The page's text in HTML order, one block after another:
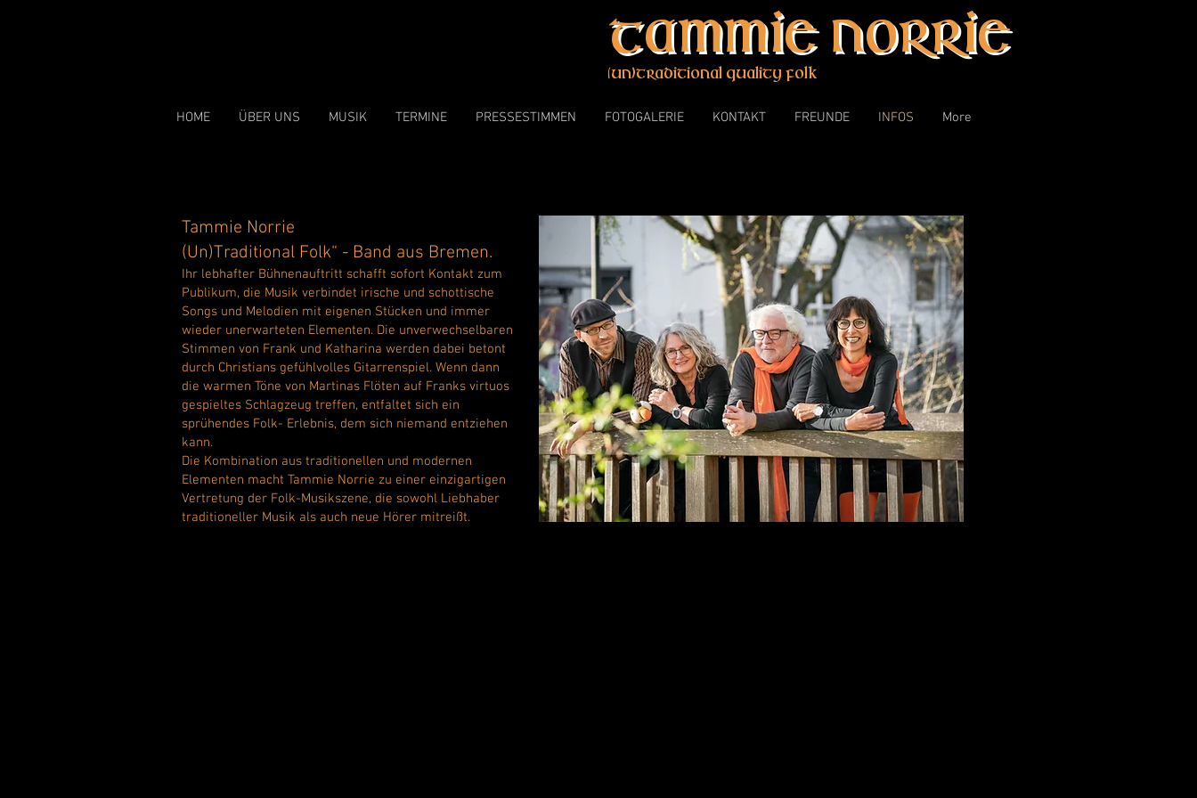
Tammie Norrie
(un)traditional quality folk
HOME ÜBER UNS MUSIK TERMINE PRESSESTIMMEN FOTOGALERIE KONTAKT FREUNDE INFOS More
Tammie Norrie
(Un)Traditional Folk“ - Band aus Bremen.
Ihr lebhafter Bühnenauftritt schafft sofort Kontakt zum
Publikum, die Musik verbindet irische und schottische
Songs und Melodien mit eigenen Stücken und immer
wieder unerwarteten Elementen. Die unverwechselbaren
Stimmen von Frank und Katharina werden dabei betont
durch Christians gefühlvolles Gitarrenspiel. Wenn dann
die warmen Töne von Martinas Flöten auf Franks virtuos
gespieltes Schlagzeug treffen, entfaltet sich ein
sprühendes Folk- Erlebnis, dem sich niemand entziehen
kann.
Die Kombination aus traditionellen und modernen
Elementen macht Tammie Norrie zu einer einzigartigen
Vertretung der Folk-Musikszene, die sowohl Liebhaber
traditioneller Musik als auch neue Hörer mitreißt.